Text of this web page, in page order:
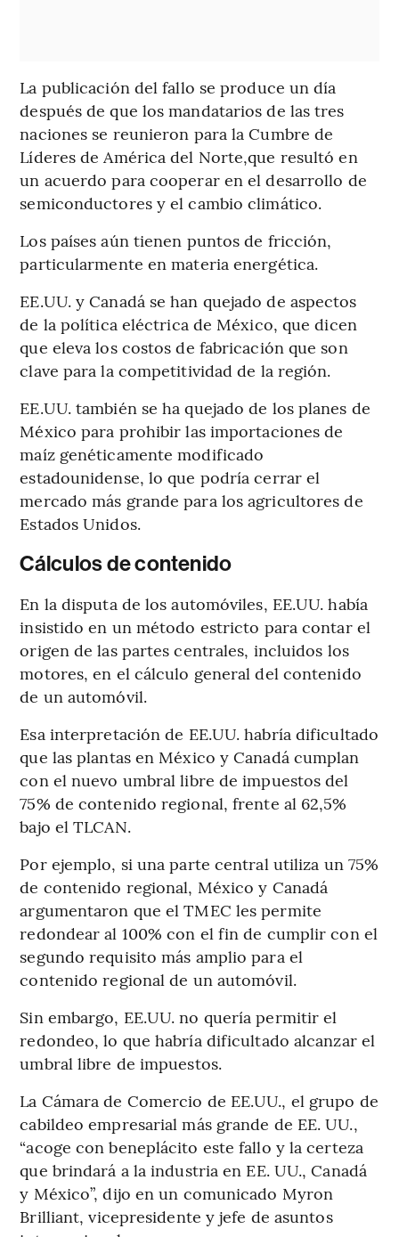
La publicación del fallo se produce un día
después de que los mandatarios de las tres
naciones se reunieron para la Cumbre de
Líderes de América del Norte,que resultó en
un acuerdo para cooperar en el desarrollo de
semiconductores y el cambio climático.
Los países aún tienen puntos de fricción,
particularmente en materia energética.
EE.UU. y Canadá se han quejado de aspectos
de la política eléctrica de México, que dicen
que eleva los costos de fabricación que son
clave para la competitividad de la región.
EE.UU. también se ha quejado de los planes de
México para prohibir las importaciones de
maíz genéticamente modificado
estadounidense, lo que podría cerrar el
mercado más grande para los agricultores de
Estados Unidos.
Cálculos de contenido
En la disputa de los automóviles, EE.UU. había
insistido en un método estricto para contar el
origen de las partes centrales, incluidos los
motores, en el cálculo general del contenido
de un automóvil.
Esa interpretación de EE.UU. habría dificultado
que las plantas en México y Canadá cumplan
con el nuevo umbral libre de impuestos del
75% de contenido regional, frente al 62,5%
bajo el TLCAN.
Por ejemplo, si una parte central utiliza un 75%
de contenido regional, México y Canadá
argumentaron que el TMEC les permite
redondear al 100% con el fin de cumplir con el
segundo requisito más amplio para el
contenido regional de un automóvil.
Sin embargo, EE.UU. no quería permitir el
redondeo, lo que habría dificultado alcanzar el
umbral libre de impuestos.
La Cámara de Comercio de EE.UU., el grupo de
cabildeo empresarial más grande de EE. UU.,
“acoge con beneplácito este fallo y la certeza
que brindará a la industria en EE. UU., Canadá
y México”, dijo en un comunicado Myron
Brilliant, vicepresidente y jefe de asuntos